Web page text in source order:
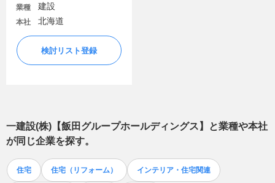
業種 建設
本社 北海道
検討リスト登録
一建設(株)【飯田グループホールディングス】
と業種や本社
が同じ企業を探す。
住宅 住宅（リフォーム） インテリア・住宅関連